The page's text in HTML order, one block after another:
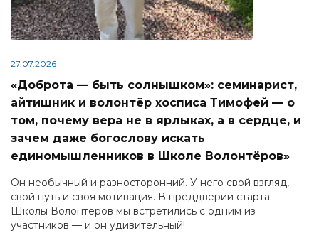
27.07.2026
«Доброта — быть солнышком»: семинарист,
айтишник и волонтёр хосписа Тимофей — о
том, почему вера не в ярлыках, а в сердце, и
зачем даже богослову искать
единомышленников в Школе Волонтёров»
Он необычный и разносторонний. У него свой взгляд,
свой путь и своя мотивация. В преддверии старта
Школы Волонтеров мы встретились с одним из
участников — и он удивительный!